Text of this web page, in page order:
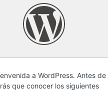
a WordPress. Antes de
que conocer los siguientes